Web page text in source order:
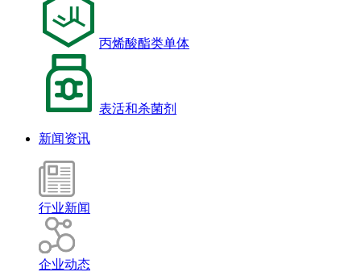
丙烯酸酯类单体
表活和杀菌剂
新闻资讯
行业新闻
企业动态